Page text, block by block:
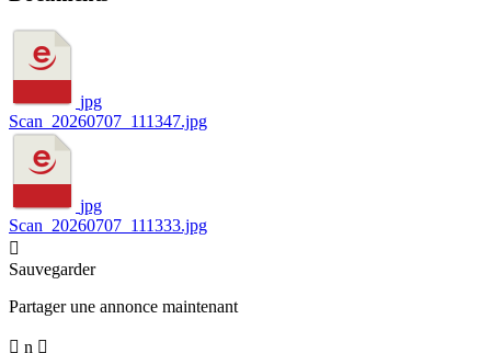
jpg
Scan_20260707_111347.jpg
jpg
Scan_20260707_111333.jpg

Sauvegarder
Partager une annonce maintenant
 n 